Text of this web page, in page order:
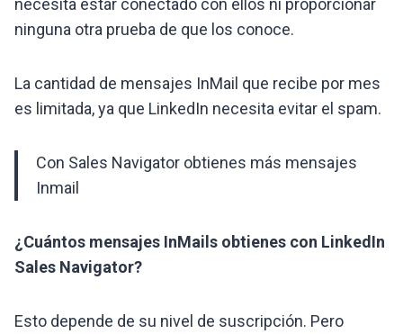
necesita estar conectado con ellos ni proporcionar
ninguna otra prueba de que los conoce.
La cantidad de mensajes InMail que recibe por mes
es limitada, ya que LinkedIn necesita evitar el spam.
Con Sales Navigator obtienes más mensajes
Inmail
¿Cuántos mensajes InMails obtienes con LinkedIn
Sales Navigator?
Esto depende de su nivel de suscripción. Pero